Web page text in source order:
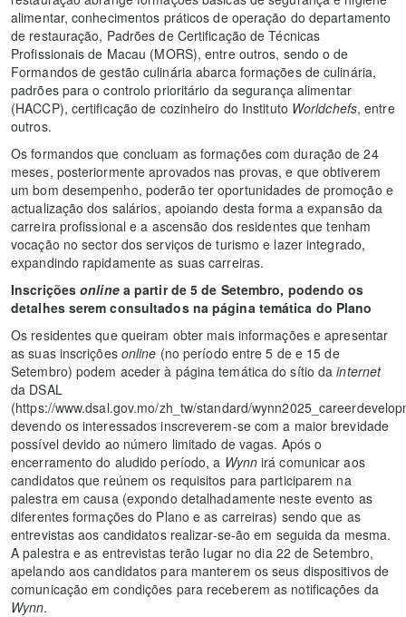
alimentar, conhecimentos práticos de operação do departamento
de restauração, Padrões de Certificação de Técnicas
Profissionais de Macau (MORS), entre outros, sendo o de
Formandos de gestão culinária abarca formações de culinária,
padrões para o controlo prioritário da segurança alimentar
(HACCP), certificação de cozinheiro do Instituto Worldchefs, entre
outros.
Os formandos que concluam as formações com duração de 24
meses, posteriormente aprovados nas provas, e que obtiverem
um bom desempenho, poderão ter oportunidades de promoção e
actualização dos salários, apoiando desta forma a expansão da
carreira profissional e a ascensão dos residentes que tenham
vocação no sector dos serviços de turismo e lazer integrado,
expandindo rapidamente as suas carreiras.
Inscriçõesonlinea partir de 5 de Setembro, podendo os
detalhes serem consultados na página temática do Plano
Os residentes que queiram obter mais informações e apresentar
as suas inscrições online (no período entre 5 de e 15 de
Setembro) podem aceder à página temática do sítio dainternet
da DSAL
(https://www.dsal.gov.mo/zh_tw/standard/
devendo os interessados inscreverem-se com a maior brevidade
possível devido ao número limitado de vagas. Após o
encerramento do aludido período, a Wynnirá comunicar aos
candidatos que reúnem os requisitos para participarem na
palestra em causa (expondo detalhadamente neste evento as
diferentes formações do Plano e as carreiras) sendo que as
entrevistas aos candidatos realizar-se-ão em seguida da mesma.
A palestra e as entrevistas terão lugar no dia 22 de Setembro,
apelando aos candidatos para manterem os seus dispositivos de
comunicação em condições para receberem as notificações da
Wynn.